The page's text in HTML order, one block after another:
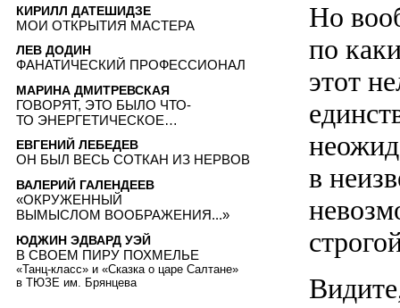
Но
по
этот
в
КИРИЛЛ ДАТЕШИДЗЕ
МОИ ОТКРЫТИЯ МАСТЕРА
ЛЕВ ДОДИН
ФАНАТИЧЕСКИЙ ПРОФЕССИОНАЛ
МАРИНА ДМИТРЕВСКАЯ
ГОВОРЯТ, ЭТО БЫЛО ЧТО-
ТО ЭНЕРГЕТИЧЕСКОЕ…
ЕВГЕНИЙ ЛЕБЕДЕВ
ОН БЫЛ ВЕСЬ СОТКАН ИЗ НЕРВОВ
ВАЛЕРИЙ ГАЛЕНДЕЕВ
«ОКРУЖЕННЫЙ
ВЫМЫСЛОМ ВООБРАЖЕНИЯ...»
ЮДЖИН ЭДВАРД УЭЙ
В СВОЕМ ПИРУ ПОХМЕЛЬЕ
«Танц-класс» и «Сказка о царе Салтане»
в ТЮЗЕ им. Брянцева